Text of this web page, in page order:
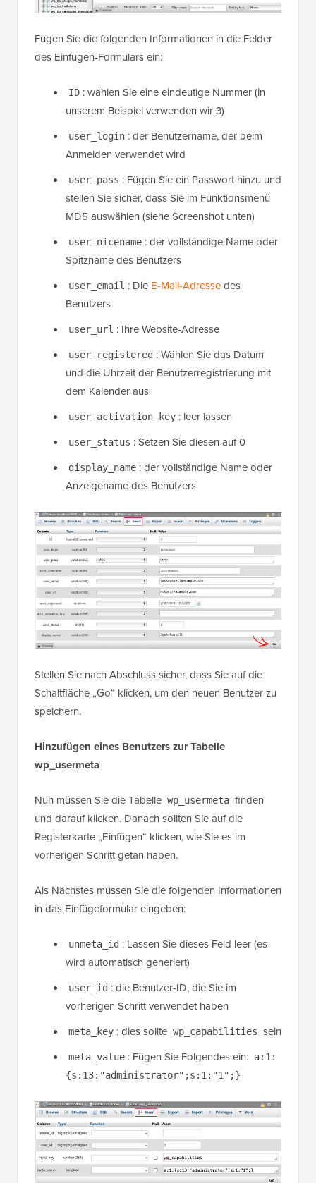
Fügen Sie die folgenden Informationen in die Felder
des Einfügen-Formulars ein:
ID : wählen Sie eine eindeutige Nummer (in
unserem Beispiel verwenden wir 3)
user_login : der Benutzername, der beim
Anmelden verwendet wird
user_pass : Fügen Sie ein Passwort hinzu und
stellen Sie sicher, dass Sie im Funktionsmenü
MD5 auswählen (siehe Screenshot unten)
user_nicename : der vollständige Name oder
Spitzname des Benutzers
user_email : Die E-Mail-Adressedes
Benutzers
user_url : Ihre Website-Adresse
user_registered : Wählen Sie das Datum
und die Uhrzeit der Benutzerregistrierung mit
dem Kalender aus
user_activation_key : leer lassen
user_status : Setzen Sie diesen auf 0
display_name : der vollständige Name oder
Anzeigename des Benutzers
Stellen Sie nach Abschluss sicher, dass Sie auf die
Schaltfläche „Go“ klicken, um den neuen Benutzer zu
speichern.
Hinzufügen eines Benutzers zur Tabelle
wp_usermeta
Nun müssen Sie die Tabelle wp_usermeta finden
und darauf klicken. Danach sollten Sie auf die
Registerkarte „Einfügen“ klicken, wie Sie es im
vorherigen Schritt getan haben.
Als Nächstes müssen Sie die folgenden Informationen
in das Einfügeformular eingeben:
unmeta_id : Lassen Sie dieses Feld leer (es
wird automatisch generiert)
user_id : die Benutzer-ID, die Sie im
vorherigen Schritt verwendet haben
meta_key : dies sollte wp_capabilities sein
meta_value : Fügen Sie Folgendes ein: a:1:
{s:13:"administrator";s:1:"1";}